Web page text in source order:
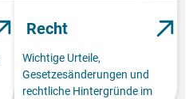
Recht
Wichtige Urteile,
Gesetzesänderungen und
rechtliche Hintergründe im